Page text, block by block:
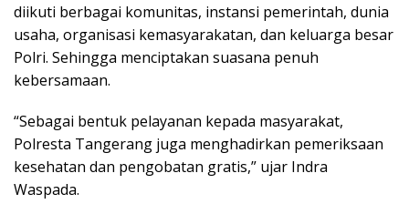
diikuti berbagai komunitas, instansi pemerintah, dunia
usaha, organisasi kemasyarakatan, dan keluarga besar
Polri. Sehingga menciptakan suasana penuh
kebersamaan.
“Sebagai bentuk pelayanan kepada masyarakat,
Polresta Tangerang juga menghadirkan pemeriksaan
kesehatan dan pengobatan gratis,” ujar Indra
Waspada.